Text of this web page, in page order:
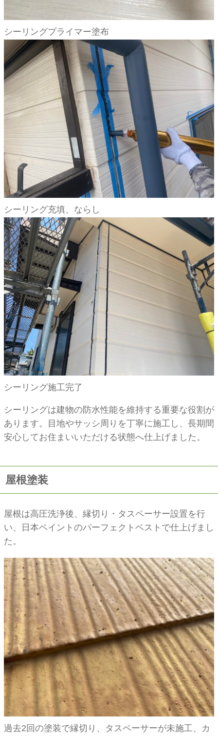
シーリングプライマー塗布
シーリング充填、ならし
シーリング施工完了
シーリングは建物の防水性能を維持する重要な役割が
あります。目地やサッシ周りを丁寧に施工し、長期間
安心してお住まいいただける状態へ仕上げました。
屋根塗装
屋根は高圧洗浄後、縁切り・タスペーサー設置を行
い、日本ペイントのパーフェクトベストで仕上げまし
た。
過去2回の塗装で縁切り、タスペーサーが未施工、カ